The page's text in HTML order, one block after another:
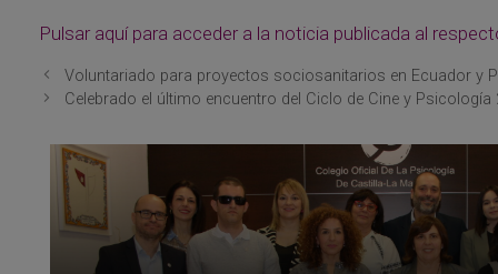
Pulsar aquí para acceder a la noticia publicada al
Voluntariado para proyectos sociosanitarios en Ecuador y
Celebrado el último encuentro del Ciclo de Cine y Psicología